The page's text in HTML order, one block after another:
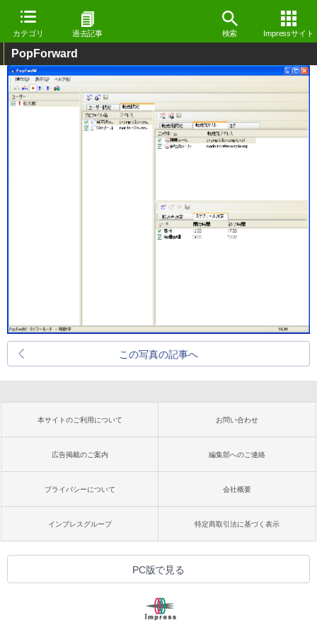
カテゴリ 過去記事 検索 Impressサイト
PopForward
この写真の記事へ
本サイトのご利用について お問い合わせ
広告掲載のご案内 編集部へのご連絡
プライバシーについて 会社概要
インプレスグループ 特定商取引法に基づく表示
PC版で見る